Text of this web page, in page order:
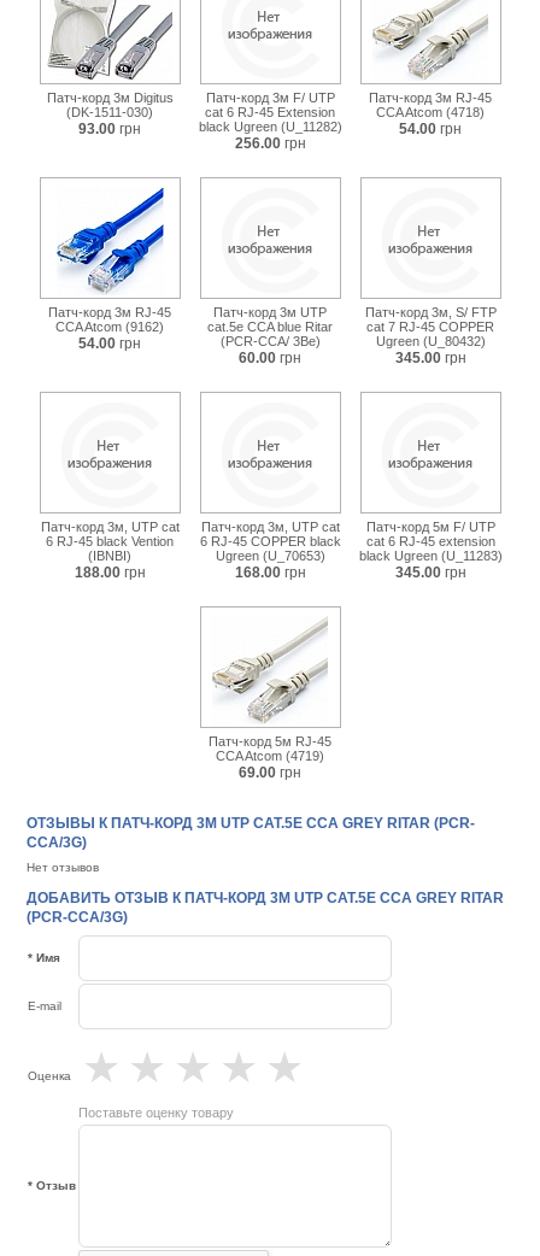
Патч-корд 3м Digitus
(DK-1511-030)
93.00 грн
Патч-корд 3м F/ UTP
cat 6 RJ-45 Extension
black Ugreen (U_11282)
256.00 грн
Патч-корд 3м RJ-45
CCA Atcom (4718)
54.00 грн
Патч-корд 3м RJ-45
CCA Atcom (9162)
54.00 грн
Патч-корд 3м UTP
cat.5e CCA blue Ritar
(PCR-CCA/ 3Be)
60.00 грн
Патч-корд 3м, S/ FTP
cat 7 RJ-45 COPPER
Ugreen (U_80432)
345.00 грн
Патч-корд 3м, UTP cat
6 RJ-45 black Vention
(IBNBI)
188.00 грн
Патч-корд 3м, UTP cat
6 RJ-45 COPPER black
Ugreen (U_70653)
168.00 грн
Патч-корд 5м F/ UTP
cat 6 RJ-45 extension
black Ugreen (U_11283)
345.00 грн
Патч-корд 5м RJ-45
CCA Atcom (4719)
69.00 грн
ОТЗЫВЫ К ПАТЧ-КОРД 3М UTP CAT.5E CCA GREY RITAR (PCR-
CCA/3G)
Нет отзывов
ДОБАВИТЬ ОТЗЫВ К ПАТЧ-КОРД 3М UTP CAT.5E CCA GREY RITAR
(PCR-CCA/3G)
* Имя
E-mail
Оценка ★
★
★
★
★
Поставьте оценку товару
* Отзыв